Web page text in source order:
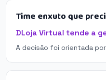
Time enxuto que
DLoja Virtual tende a
A decisão foi orientada